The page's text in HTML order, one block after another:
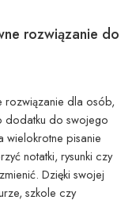
rozwiązanie do
dla osób,
dodatku do swojego
wielokrotne pisanie
notatki, rysunki czy
Dzięki swojej
szkole czy